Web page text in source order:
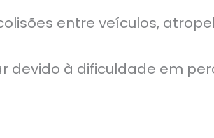
entre veículos,
devido à dificuldade em